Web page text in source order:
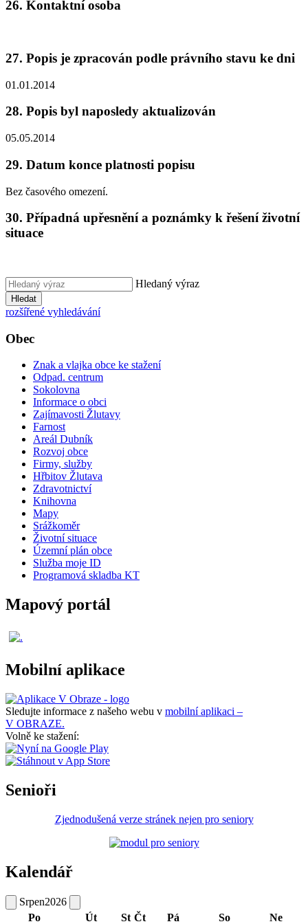
26. Kontaktní osoba
27. Popis je zpracován podle právního stavu ke dni
01.01.2014
28. Popis byl naposledy aktualizován
05.05.2014
29. Datum konce platnosti popisu
Bez časového omezení.
30. Případná upřesnění a poznámky k řešení životní
situace
Hledaný výraz
Hledat
rozšířené vyhledávání
Obec
Znak a vlajka obce ke stažení
Odpad. centrum
Sokolovna
Informace o obci
Zajímavosti Žlutavy
Farnost
Areál Dubník
Rozvoj obce
Firmy, služby
Hřbitov Žlutava
Zdravotnictví
Knihovna
Mapy
Srážkoměr
Životní situace
Územní plán obce
Služba moje ID
Programová skladba KT
Mapový portál
Mobilní aplikace
Sledujte informace z našeho webu v mobilní aplikaci –
V OBRAZE.
Volně ke stažení:
Senioři
Zjednodušená verze stránek nejen pro seniory
Kalendář
Srpen2026
Po
Út St Čt Pá So
Ne